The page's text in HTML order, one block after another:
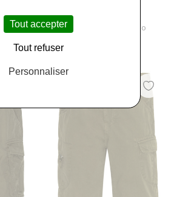
35,00 €
Schott Nyc - Short chino
Tout accepter
Tout refuser
Personnaliser